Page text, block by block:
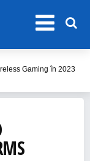
Audio
Portabile